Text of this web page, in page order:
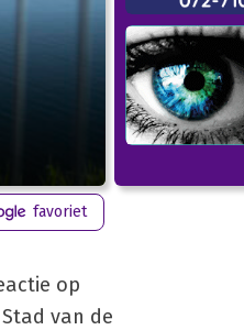
favoriet
op
van de